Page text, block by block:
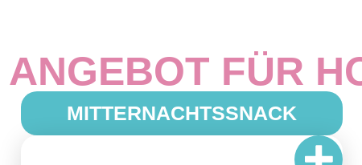
FÜR
MITTERNACHTSSNACK